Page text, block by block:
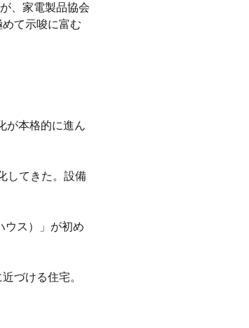
、家電製品協会
て示唆に富む
が本格的に進ん
してきた。設備
ウス）」が初め
づける住宅。